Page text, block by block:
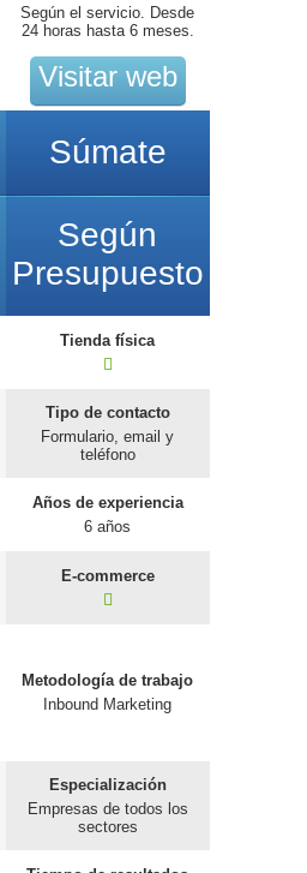
Según el servicio. Desde
24 horas hasta 6 meses.
Visitar web
Súmate
Según
Presupuesto
Tienda física
Tipo de contacto
Formulario, email y
teléfono
Años de experiencia
6 años
E-commerce
Metodología de trabajo
Inbound Marketing
Especialización
Empresas de todos los
sectores